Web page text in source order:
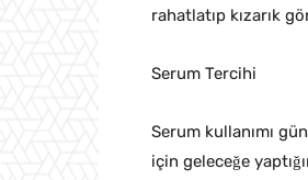
rahatlatıp kızarık
Serum Tercihi
Serum kullanımı
için geleceğe